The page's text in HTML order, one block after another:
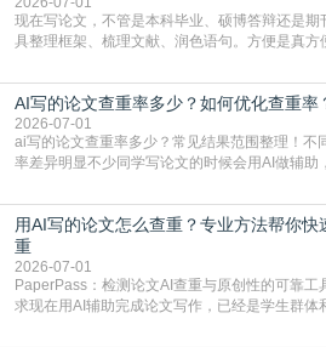
现在写论文，不管是本科毕业、硕博答辩还是
具整理框架、梳理文献、润色语句。方便是真方
五遍还是过不了预检测的大有人在，这时候，
站，就能少走好多弯路。PaperPass：守护学术
容的学术合规痛点去年帮一个本科师弟改
AI写的论文查重率多少？如何优化查重
2026-07-01
ai写的论文查重率多少？常见结果范围整理！不
率差异明显不少同学写论文的时候会用AI做辅助
实际情况和大家想的不太一样。AI训练依赖海
内容本质是按照语义概率拼接已有内容，很容
直接引用整段已有内容，所以查重率偏高是
用AI写的论文怎么查重？专业方法帮你
重
2026-07-01
PaperPass：检测论文AI查重与原创性的可靠工
求现在用AI辅助完成论文写作，已经是学生群体